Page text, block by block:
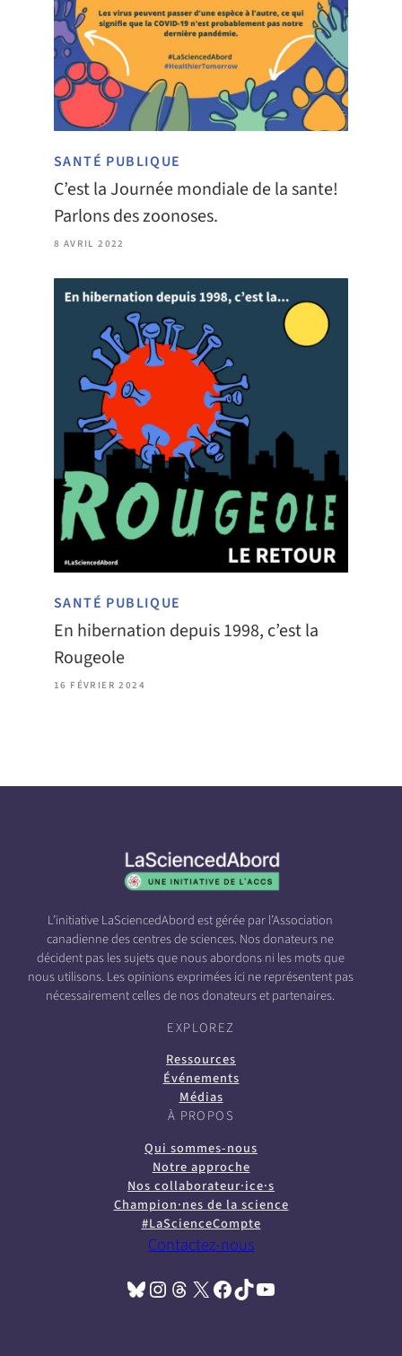
SANTÉ PUBLIQUE
C’est la Journée mondiale de la sante!
Parlons des zoonoses.
8 AVRIL 2022
SANTÉ PUBLIQUE
En hibernation depuis 1998, c’est la
Rougeole
16 FÉVRIER 2024
L’initiative LaSciencedAbord est gérée par l’Association
canadienne des centres de sciences. Nos donateurs ne
décident pas les sujets que nous abordons ni les mots que
nous utilisons. Les opinions exprimées ici ne représentent pas
nécessairement celles de nos donateurs et partenaires.
EXPLOREZ
Ressources
Événements
Médias
À PROPOS
Qui sommes-nous
Notre approche
Nos collaborateur·ice·s
Champion·nes de la science
#LaScienceCompte
Contactez-nous
Bluesky(opens in a new tab) Instagram
(opens in a new tab) Threads(opens in a new tab) X(opens in a new tab) Facebook(opens in a new tab) TikTok(opens in a new tab) YouTube(opens in a new tab)